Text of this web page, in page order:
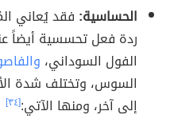
الحساسية: فقد يُعاني
ردة فعل تحسسية أيضاً
الفول السوداني،
السوس، وتختلف شدة
إلى آخر، ومنها الآتي:[٣٤]